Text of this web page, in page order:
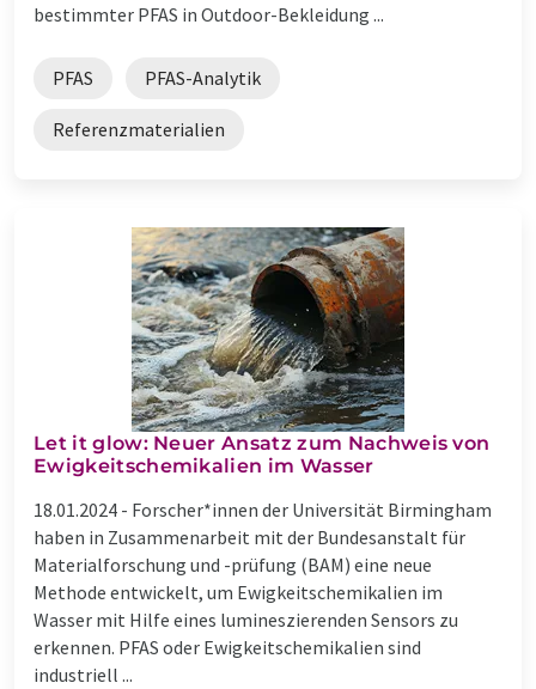
bestimmter PFAS in Outdoor-Bekleidung ...
PFAS PFAS-Analytik
Referenzmaterialien
Let it glow: Neuer Ansatz zum Nachweis von
Ewigkeitschemikalien im Wasser
18.01.2024 - Forscher*innen der Universität Birmingham
haben in Zusammenarbeit mit der Bundesanstalt für
Materialforschung und -prüfung (BAM) eine neue
Methode entwickelt, um Ewigkeitschemikalien im
Wasser mit Hilfe eines lumineszierenden Sensors zu
erkennen. PFAS oder Ewigkeitschemikalien sind
industriell ...